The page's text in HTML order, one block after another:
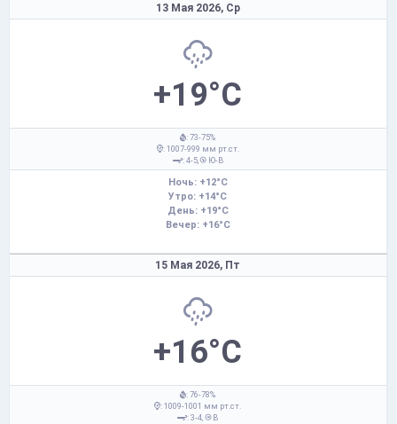
13 Мая 2026, Ср
+19°C
: 73-75%
: 1007-999 мм рт.ст.
: 4-5,
Ю-В
Ночь: +12°C
Утро: +14°C
День: +19°C
Вечер: +16°C
15 Мая 2026, Пт
+16°C
: 76-78%
: 1009-1001 мм рт.ст.
: 3-4,
В